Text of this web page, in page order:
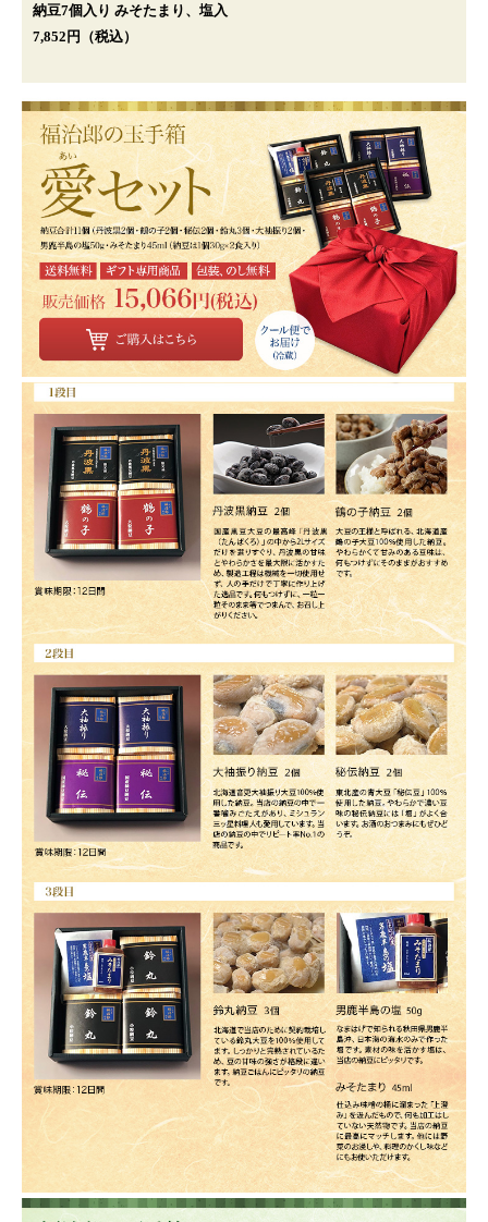
納豆7個入り みそたまり、塩入
7,852円（税込）